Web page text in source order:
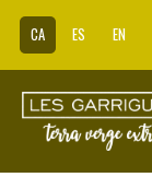
CA ES EN